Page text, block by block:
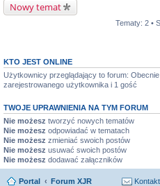
Nowy temat
Tematy: 2 •
KTO JEST ONLINE
Użytkownicy przeglądający to forum:
zarejestrowanego użytkownika i 1 gość
TWOJE UPRAWNIENIA NA TYM FORUM
Nie możesz tworzyć nowych tematów
Nie możesz odpowiadać w tematach
Nie możesz zmieniać swoich postów
Nie możesz usuwać swoich postów
Nie możesz dodawać załączników
Portal Forum XJR